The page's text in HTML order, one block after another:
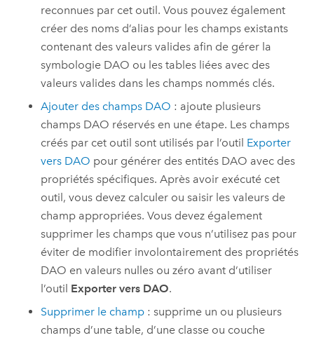
reconnues par cet outil. Vous pouvez également
créer des noms d’alias pour les champs existants
contenant des valeurs valides afin de gérer la
symbologie DAO ou les tables liées avec des
valeurs valides dans les champs nommés clés.
Ajouter des champs DAO : ajoute plusieurs
champs DAO réservés en une étape. Les champs
créés par cet outil sont utilisés par l’outil Exporter
vers DAO pour générer des entités DAO avec des
propriétés spécifiques. Après avoir exécuté cet
outil, vous devez calculer ou saisir les valeurs de
champ appropriées. Vous devez également
supprimer les champs que vous n’utilisez pas pour
éviter de modifier involontairement des propriétés
DAO en valeurs nulles ou zéro avant d’utiliser
l’outil Exporter vers DAO.
Supprimer le champ : supprime un ou plusieurs
champs d’une table, d’une classe ou couche